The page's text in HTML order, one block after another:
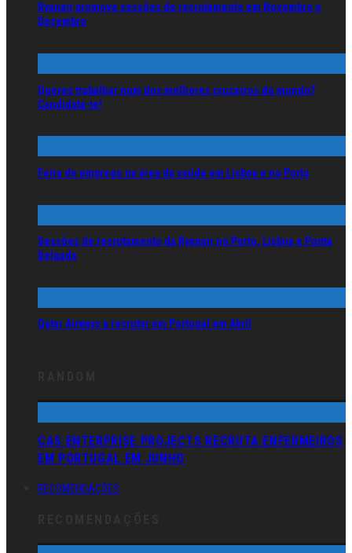
Ryanair promove sessões de recrutamento em Novembro e
Dezembro
Queres trabalhar num dos melhores cruzeiros do mundo?
Candidata-te!
Feira de emprego na área da saúde em Lisboa e no Porto
Sessões de recrutamento da Ryanair no Porto, Lisboa e Ponta
Delgada
Qatar Airways a recrutar em Portugal em Abril
CAS ENTERPRISE PROJECTS RECRUTA ENFERMEIROS
EM PORTUGAL EM JUNHO
RECOMENDAÇÕES